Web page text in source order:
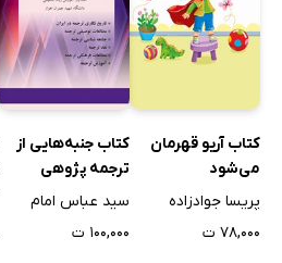
کتاب آریو قهرمان
می‌شود
پریسا جوادزاده
۷۸,۰۰۰ ت
کتاب جنبه‌هایی از
ترجمه پژوهی
سید عباس امام
۱۰۰,۰۰۰ ت